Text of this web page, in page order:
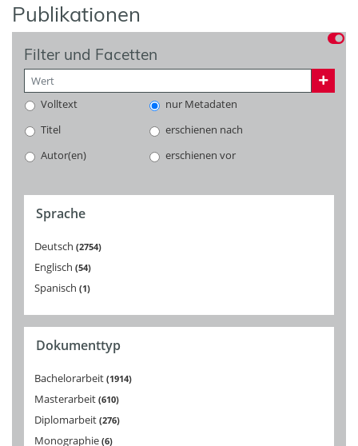
Publikationen
Filter und Facetten
Volltext
nur Metadaten
Titel
erschienen nach
Autor(en)
erschienen vor
Sprache
Deutsch 2754
Englisch 54
Spanisch 1
Dokumenttyp
Bachelorarbeit 1914
Masterarbeit 610
Diplomarbeit 276
Monographie 6